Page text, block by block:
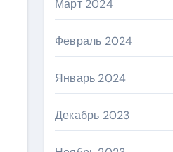
Март 2024
Февраль 2024
Январь 2024
Декабрь 2023